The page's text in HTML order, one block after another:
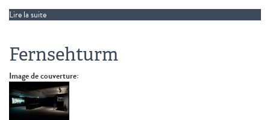
Lire la suite
Fernsehturm
Image de couverture: